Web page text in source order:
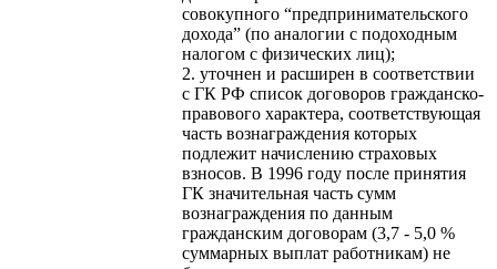
совокупного “предпринимательского
дохода” (по аналогии с подоходным
налогом с физических лиц);
2. уточнен и расширен в соответствии
с ГК РФ список договоров гражданско-
правового характера, соответствующая
часть вознаграждения которых
подлежит начислению страховых
взносов. В 1996 году после принятия
ГК значительная часть сумм
вознаграждения по данным
гражданским договорам (3,7 - 5,0 %
суммарных выплат работникам) не